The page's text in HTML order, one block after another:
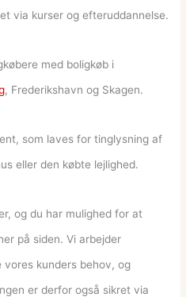
via kurser og efteruddannelse.
med boligkøb i
, Frederikshavn og Skagen.
som laves for tinglysning af
eller den købte lejlighed.
og du har mulighed for at
på siden. Vi arbejder
kunders behov, og
er derfor også sikret via